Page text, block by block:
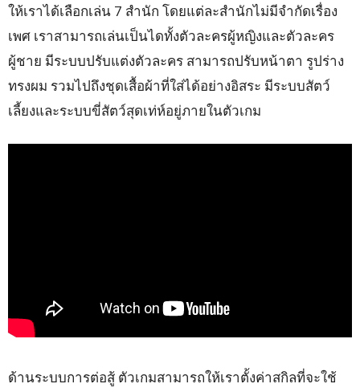
ให้เราได้เลือกเล่น 7 สำนัก โดยแต่ละสำนักไม่มีจำกัดเรื่อง
เพศ เราสามารถเล่นเป็นไดทั้งตัวละครผู้หญิงและตัวละคร
ผู้ชาย มีระบบปรับแต่งตัวละคร สามารถปรับหน้าตา รูปร่าง
ทรงผม รวมไปถึงชุดเสื้อผ้าที่ใส่ได้อย่างอิสระ มีระบบสัตว์
เลี้ยงและระบบขี่สัตว์สุดเท่ห์อยู่ภายในตัวเกม
ด้านระบบการต่อสู้ ตัวเกมสามารถให้เราตั้งค่าสกิลที่จะใช้